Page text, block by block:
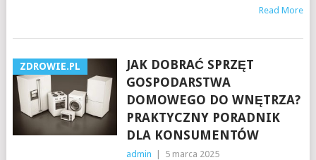
Read More
ZDROWIE.PL
JAK DOBRAĆ SPRZĘT
GOSPODARSTWA
DOMOWEGO DO WNĘTRZA?
PRAKTYCZNY PORADNIK
DLA KONSUMENTÓW
admin 5 marca 2025